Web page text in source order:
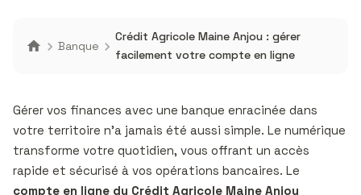
Banque
Crédit Agricole Maine Anjou : gérer
facilement votre compte en ligne
Gérer vos finances avec une banque enracinée dans
votre territoire n’a jamais été aussi simple. Le numérique
transforme votre quotidien, vous offrant un accès
rapide et sécurisé à vos opérations bancaires. Le
compte en ligne du Crédit Agricole Maine Anjou